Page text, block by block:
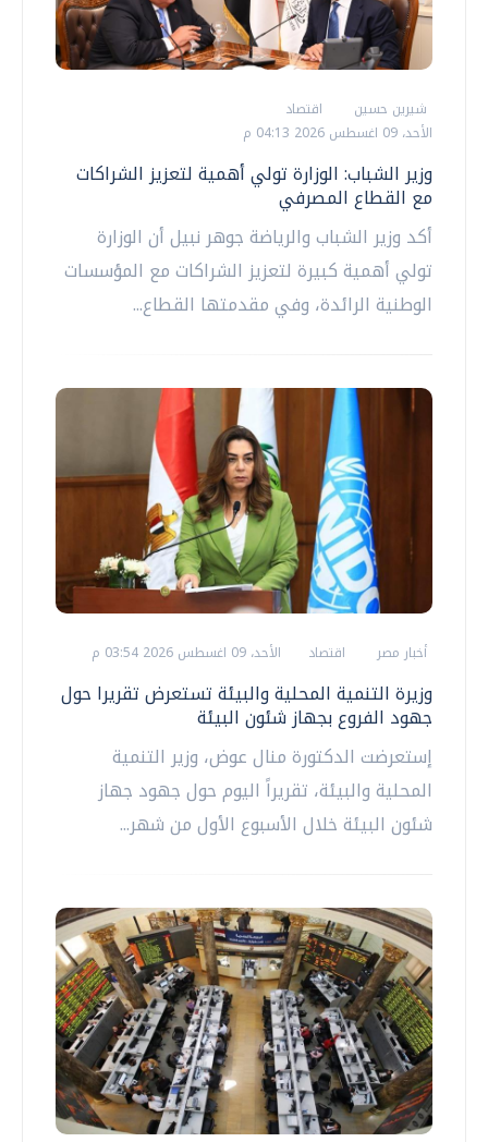
شيرين حسين
اقتصاد
الأحد، 09 اغسطس 2026 04:13 م
وزير الشباب: الوزارة تولي أهمية لتعزيز الشراكات
مع القطاع المصرفي
أكد وزير الشباب والرياضة جوهر نبيل أن الوزارة
تولي أهمية كبيرة لتعزيز الشراكات مع المؤسسات
الوطنية الرائدة، وفي مقدمتها القطاع...
أخبار مصر اقتصاد الأحد، 09 اغسطس 2026 03:54 م
وزيرة التنمية المحلية والبيئة تستعرض تقريرا حول
جهود الفروع بجهاز شئون البيئة
إستعرضت الدكتورة منال عوض، وزير التنمية
المحلية والبيئة، تقريراً اليوم حول جهود جهاز
شئون البيئة خلال الأسبوع الأول من شهر...